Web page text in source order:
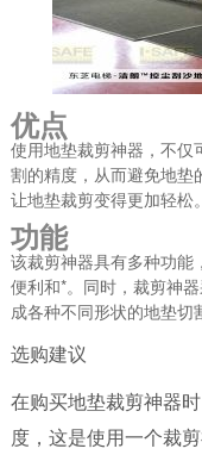
优点
使用地垫裁剪神器，不仅
割的精度，从而避免地垫
让地垫裁剪变得更加轻松。
功能
该裁剪神器具有多种功能
便利和*。同时，裁剪神
成各种不同形状的地垫切
选购建议
在购买地垫裁剪神器
度，这是使用一个裁